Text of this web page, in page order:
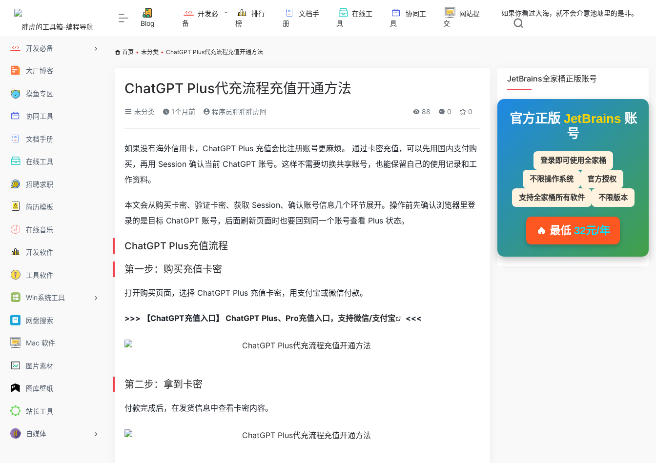
开发必备
大厂博客
摸鱼专区
协同工具
文档手册
在线工具
招聘求职
简历模板
在线音乐
开发软件
工具软件
Win系统工具
网盘搜索
Mac 软件
图片素材
图库壁纸
站长工具
自媒体
Blog
开发必
备
排行
榜
文档手
册
在线工
具
协同工
具
网站提
交
如果你看过大海，就不会介意池塘里的是非。
首页 • 未分类 • ChatGPT Plus代充流程充值开通方法
ChatGPT Plus代充流程充值开通方法
未分类 1个月前 程序员胖胖胖虎阿 88 0 0
如果没有海外信用卡，ChatGPT Plus 充值会比注册账号更麻烦。 通过卡密充值，可以先用国内支付购
买，再用 Session 确认当前 ChatGPT 账号。这样不需要切换共享账号，也能保留自己的使用记录和工
作资料。
本文会从购买卡密、验证卡密、获取 Session、确认账号信息几个环节展开。操作前先确认浏览器里登
录的是目标 ChatGPT 账号，后面刷新页面时也要回到同一个账号查看 Plus 状态。
ChatGPT Plus充值流程
第一步：购买充值卡密
打开购买页面，选择 ChatGPT Plus 充值卡密，用支付宝或微信付款。
>>> 【ChatGPT充值入口】 ChatGPT Plus、Pro充值入口，支持微信/支付宝 <<<
第二步：拿到卡密
付款完成后，在发货信息中查看卡密内容。
JetBrains全家桶正版账号
官方正版 JetBrains账
号
登录即可使用全家桶
不限操作系统 官方授权
支持全家桶所有软件 不限版本
🔥 最低 32元/年